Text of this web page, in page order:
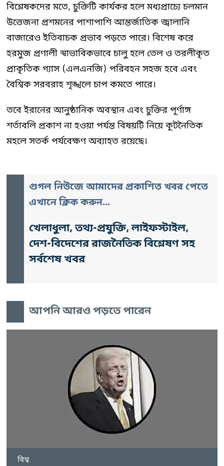
বিশ্লেষকদের মতে, চুক্তিটি কার্যকর হলে মধ্যপ্রাচ্যে চলমান
উত্তেজনা প্রশমনের পাশাপাশি আন্তর্জাতিক জ্বালানি
বাজারেও ইতিবাচক প্রভাব পড়তে পারে। বিশেষ করে
হরমুজ প্রণালী স্বাভাবিকভাবে চালু হলে তেল ও তরলীকৃত
প্রাকৃতিক গ্যাস (এলএনজি) পরিবহন সহজ হবে এবং
বৈশ্বিক সরবরাহ শৃঙ্খলে চাপ কমতে পারে।
তবে ইরানের আনুষ্ঠানিক অবস্থান এবং চুক্তির পূর্ণাঙ্গ
শর্তাবলি প্রকাশ না হওয়া পর্যন্ত বিষয়টি নিয়ে কূটনৈতিক
মহলে সতর্ক পর্যবেক্ষণ অব্যাহত রয়েছে।
গুগল নিউজে আমাদের প্রকাশিত খবর পেতে
এখানে ক্লিক করুন...
খেলাধুলা, তথ্য-প্রযুক্তি, লাইফস্টাইল,
দেশ-বিদেশের রাজনৈতিক বিশ্লেষণ সহ
সর্বশেষ খবর
আপনি আরও পড়তে পারেন
বিশ্ব